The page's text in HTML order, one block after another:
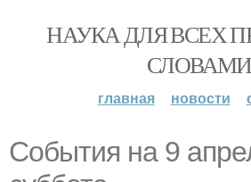
НАУКА ДЛЯ ВСЕХ
СЛОВАМИ
главная новости
События на 9